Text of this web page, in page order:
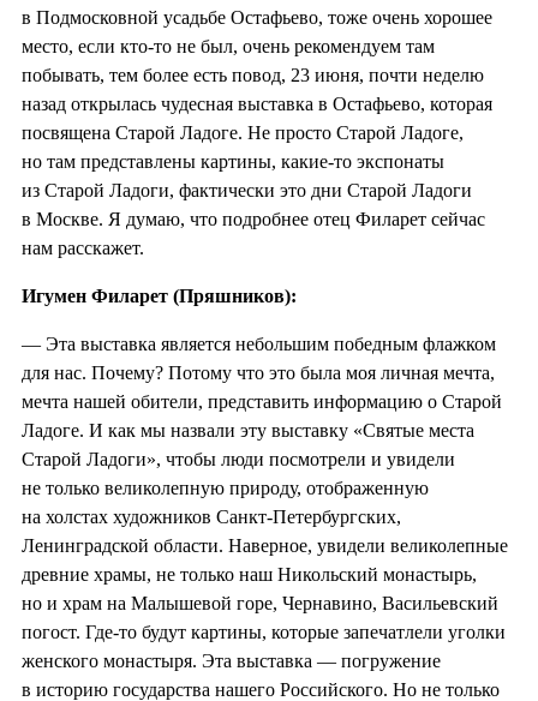
в Подмосковной усадьбе Остафьево, тоже очень хорошее
место, если кто-то не был, очень рекомендуем там
побывать, тем более есть повод, 23 июня, почти неделю
назад открылась чудесная выставка в Остафьево, которая
посвящена Старой Ладоге. Не просто Старой Ладоге,
но там представлены картины, какие-то экспонаты
из Старой Ладоги, фактически это дни Старой Ладоги
в Москве. Я думаю, что подробнее отец Филарет сейчас
нам расскажет.
Игумен Филарет (Пряшников):
— Эта выставка является небольшим победным флажком
для нас. Почему? Потому что это была моя личная мечта,
мечта нашей обители, представить информацию о Старой
Ладоге. И как мы назвали эту выставку «Святые места
Старой Ладоги», чтобы люди посмотрели и увидели
не только великолепную природу, отображенную
на холстах художников Санкт-Петербургских,
Ленинградской области. Наверное, увидели великолепные
древние храмы, не только наш Никольский монастырь,
но и храм на Малышевой горе, Чернавино, Васильевский
погост. Где-то будут картины, которые запечатлели уголки
женского монастыря. Эта выставка — погружение
в историю государства нашего Российского. Но не только